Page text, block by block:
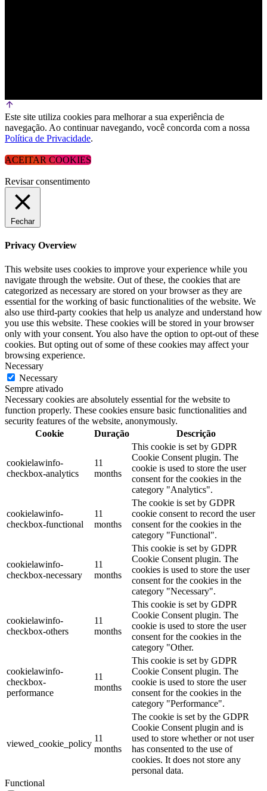
Este site utiliza cookies para melhorar a sua experiência de
navegação. Ao continuar navegando, você concorda com a nossa
Política de Privacidade.
ACEITAR COOKIES
Revisar consentimento
Fechar
Privacy Overview
This website uses cookies to improve your experience while you
navigate through the website. Out of these, the cookies that are
categorized as necessary are stored on your browser as they are
essential for the working of basic functionalities of the website. We
also use third-party cookies that help us analyze and understand how
you use this website. These cookies will be stored in your browser
only with your consent. You also have the option to opt-out of these
cookies. But opting out of some of these cookies may affect your
browsing experience.
Necessary
Necessary
Sempre ativado
Necessary cookies are absolutely essential for the website to
function properly. These cookies ensure basic functionalities and
security features of the website, anonymously.
Cookie
Duração Descrição
cookielawinfo-
checkbox-analytics
11
months
This cookie is set by GDPR
Cookie Consent plugin. The
cookie is used to store the user
consent for the cookies in the
category "Analytics".
cookielawinfo-
checkbox-functional
11
months
The cookie is set by GDPR
cookie consent to record the user
consent for the cookies in the
category "Functional".
cookielawinfo-
checkbox-necessary
11
months
This cookie is set by GDPR
Cookie Consent plugin. The
cookies is used to store the user
consent for the cookies in the
category "Necessary".
cookielawinfo-
checkbox-others
11
months
This cookie is set by GDPR
Cookie Consent plugin. The
cookie is used to store the user
consent for the cookies in the
category "Other.
cookielawinfo-
checkbox-
performance
11
months
This cookie is set by GDPR
Cookie Consent plugin. The
cookie is used to store the user
consent for the cookies in the
category "Performance".
viewed_cookie_policy
11
months
The cookie is set by the GDPR
Cookie Consent plugin and is
used to store whether or not user
has consented to the use of
cookies. It does not store any
personal data.
Functional